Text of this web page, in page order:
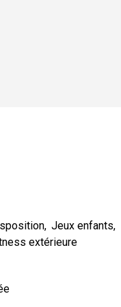
Jeux enfants
extérieure